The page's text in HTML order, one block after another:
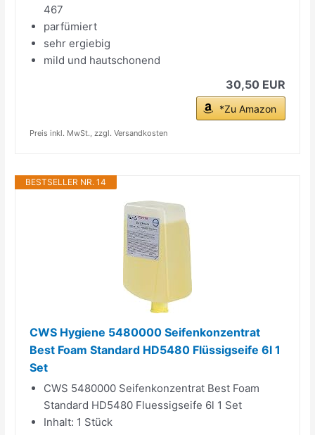
467
parfümiert
sehr ergiebig
mild und hautschonend
30,50 EUR
*Zu Amazon
Preis inkl. MwSt., zzgl. Versandkosten
BESTSELLER NR. 14
CWS Hygiene 5480000 Seifenkonzentrat
Best Foam Standard HD5480 Flüssigseife 6l 1
Set
CWS 5480000 Seifenkonzentrat Best Foam
Standard HD5480 Fluessigseife 6l 1 Set
Inhalt: 1 Stück